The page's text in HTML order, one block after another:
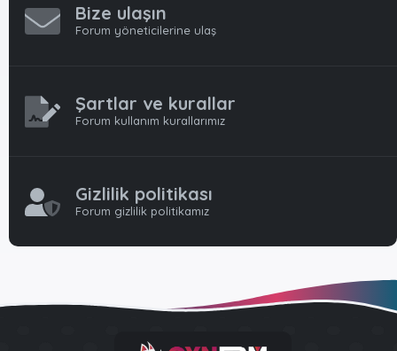
Bize ulaşın
Forum yöneticilerine ulaş
Şartlar ve kurallar
Forum kullanım kurallarımız
Gizlilik politikası
Forum gizlilik politikamız